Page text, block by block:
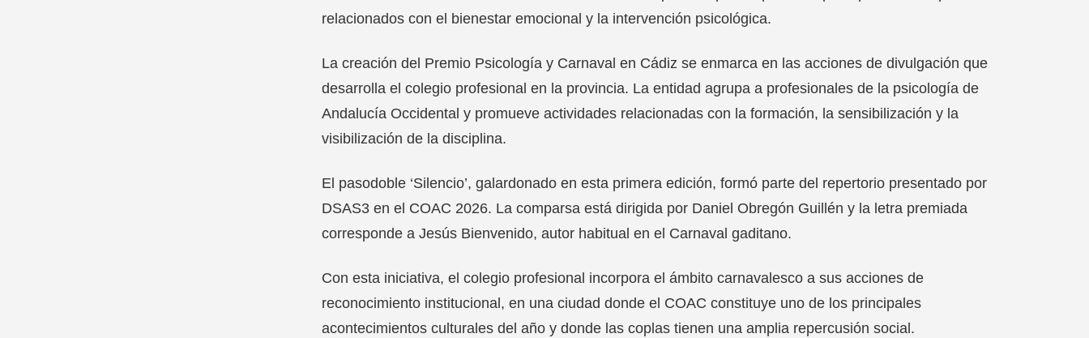
relacionados con el bienestar emocional y la intervención psicológica.
La creación del Premio Psicología y Carnaval en Cádiz se enmarca en las acciones de divulgación que
desarrolla el colegio profesional en la provincia. La entidad agrupa a profesionales de la psicología de
Andalucía Occidental y promueve actividades relacionadas con la formación, la sensibilización y la
visibilización de la disciplina.
El pasodoble ‘Silencio’, galardonado en esta primera edición, formó parte del repertorio presentado por
DSAS3 en el COAC 2026. La comparsa está dirigida por Daniel Obregón Guillén y la letra premiada
corresponde a Jesús Bienvenido, autor habitual en el Carnaval gaditano.
Con esta iniciativa, el colegio profesional incorpora el ámbito carnavalesco a sus acciones de
reconocimiento institucional, en una ciudad donde el COAC constituye uno de los principales
acontecimientos culturales del año y donde las coplas tienen una amplia repercusión social.